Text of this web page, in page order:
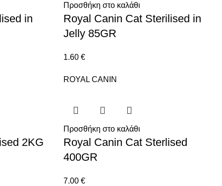
in
Προσθήκη στο καλάθι
Royal Canin Cat Sterilised in
Jelly 85GR
1.60 €
2KG
ROYAL CANIN
Προσθήκη στο καλάθι
Royal Canin Cat Sterlised
400GR
7.00 €